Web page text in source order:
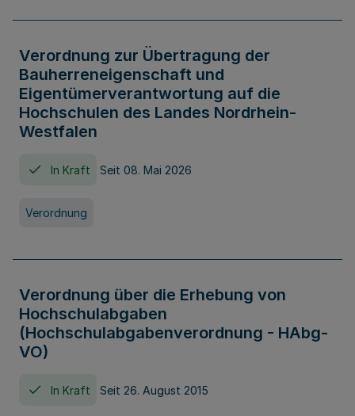
Verordnung zur Übertragung der
Bauherreneigenschaft und
Eigentümerverantwortung auf die
Hochschulen des Landes Nordrhein-
Westfalen
In Kraft Seit 08. Mai 2026
Verordnung
Verordnung über die Erhebung von
Hochschulabgaben
(Hochschulabgabenverordnung - HAbg-
VO)
In Kraft Seit 26. August 2015